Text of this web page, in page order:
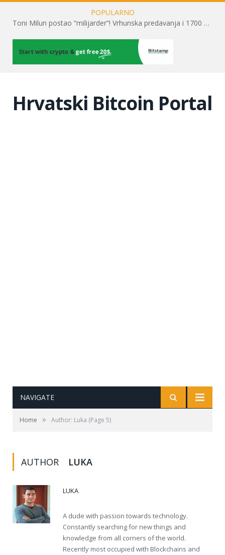
POPULARNO
Toni Milun postao “milijarder”! Vrhunska predavanja i 1700 posjetitelja obilježili su mjesec financijske pismenosti
Hrvatski Bitcoin Portal
NAVIGATE
Home » Author: Luka (Page 5)
AUTHOR LUKA
LUKA
A dude with passion towards technology.
Constantly searching for new things and
knowledge from all corners of the world.
Recently most occupied with Blockchains and